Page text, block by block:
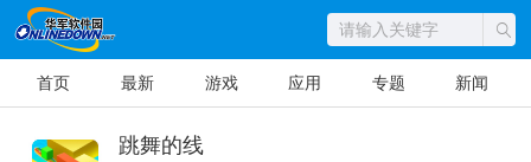
首页 最新 游戏 应用 专题 新闻
跳舞的线